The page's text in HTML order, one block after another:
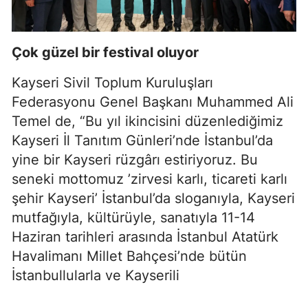
Çok güzel bir festival oluyor
Kayseri Sivil Toplum Kuruluşları
Federasyonu Genel Başkanı Muhammed Ali
Temel de, “Bu yıl ikincisini düzenlediğimiz
Kayseri İl Tanıtım Günleri’nde İstanbul’da
yine bir Kayseri rüzgârı estiriyoruz. Bu
seneki mottomuz ’zirvesi karlı, ticareti karlı
şehir Kayseri’ İstanbul’da sloganıyla, Kayseri
mutfağıyla, kültürüyle, sanatıyla 11-14
Haziran tarihleri arasında İstanbul Atatürk
Havalimanı Millet Bahçesi’nde bütün
İstanbullularla ve Kayserili